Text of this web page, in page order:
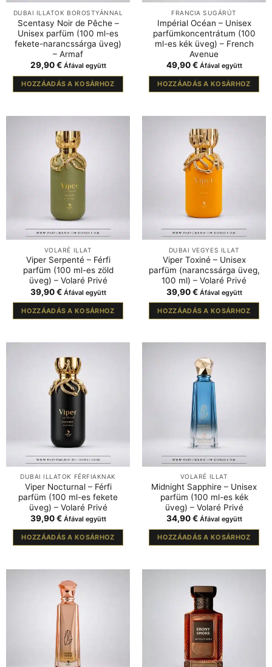
DUBAI ILLATOK BOROSTYÁNNAL
Scentasy Noir de Pêche –
Unisex parfüm (100 ml-es
fekete-narancssárga üveg)
– Armaf
29,90€ Áfával együtt
HOZZÁADÁS A KOSÁRHOZ
FRANCIA SUGÁRÚT
Impérial Océan – Unisex
parfümkoncentrátum (100
ml-es kék üveg) – French
Avenue
49,90€ Áfával együtt
HOZZÁADÁS A KOSÁRHOZ
VOLARÉ ILLAT
Viper Serpenté – Férfi
parfüm (100 ml-es zöld
üveg) – Volaré Privé
39,90€ Áfával együtt
HOZZÁADÁS A KOSÁRHOZ
DUBAI VEGYES ILLAT
Viper Toxiné – Unisex
parfüm (narancssárga üveg,
100 ml) – Volaré Privé
39,90€ Áfával együtt
HOZZÁADÁS A KOSÁRHOZ
DUBAI ILLATOK FÉRFIAKNAK
Viper Nocturnal – Férfi
parfüm (100 ml-es fekete
üveg) – Volaré Privé
39,90€ Áfával együtt
HOZZÁADÁS A KOSÁRHOZ
VOLARÉ ILLAT
Midnight Sapphire – Unisex
parfüm (100 ml-es kék
üveg) – Volaré Privé
34,90€ Áfával együtt
HOZZÁADÁS A KOSÁRHOZ